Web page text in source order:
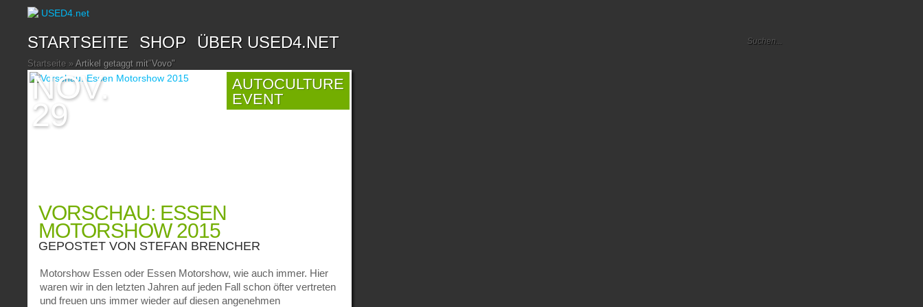
STARTSEITE SHOP ÜBER USED4.NET
Startseite » Artikel getaggt mit"Vovo"
AUTOCULTURE
EVENT
NOV.
29
VORSCHAU: ESSEN
MOTORSHOW 2015
GEPOSTET VON STEFAN BRENCHER
Motorshow Essen oder Essen Motorshow, wie auch immer. Hier
waren wir in den letzten Jahren auf jeden Fall schon öfter vertreten
und freuen uns immer wieder auf diesen angenehmen